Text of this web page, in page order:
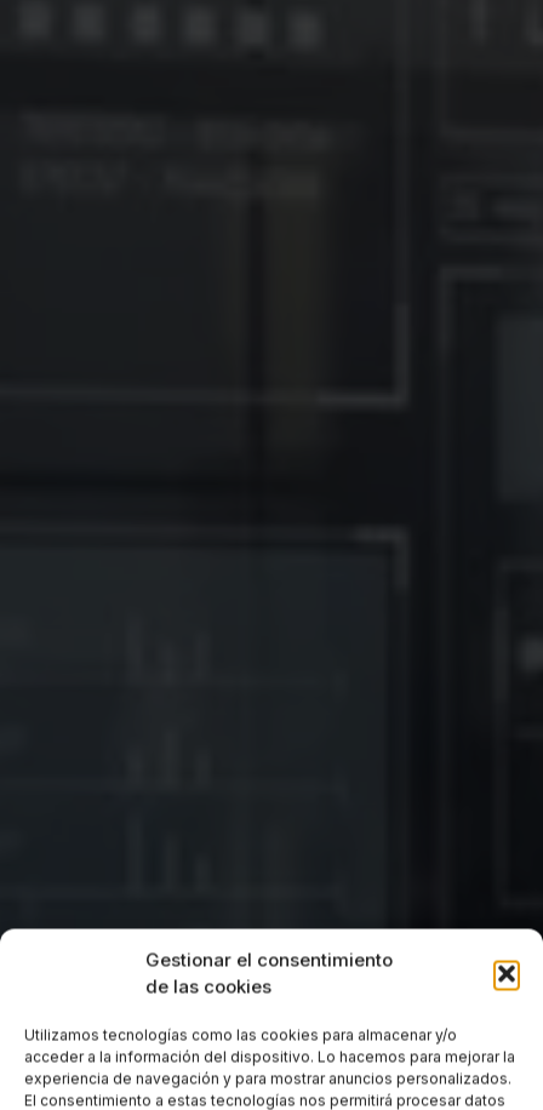
Gestionar el consentimiento
de las cookies
Utilizamos tecnologías como las cookies para almacenar y/o
acceder a la información del dispositivo. Lo hacemos para mejorar la
experiencia de navegación y para mostrar anuncios personalizados.
El consentimiento a estas tecnologías nos permitirá procesar datos